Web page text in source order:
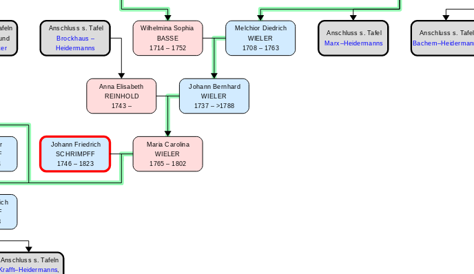
Melchior Diedrich
WIELER
1708 – 1763
Wilhelmina Sophia
BASSE
1714 – 1752
Anna Elisabeth
REINHOLD
1743 –
Johann Bernhard
WIELER
1737 – >1788
Maria Carolina
WIELER
1765 – 1802
Johann Friedrich
SCHRIMPFF
1746 – 1823
Anschluss s. Tafel
Brockhaus –
Heidermanns
Anschluss s. Tafel
Marx–Heidermanns
Anschluss s. Tafel
Anschluss s. Tafeln
,